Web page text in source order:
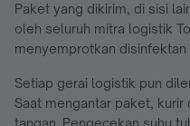
Paket yang dikirim, di sisi
oleh seluruh mitra logistik
menyemprotkan
Setiap gerai logistik pun
Saat mengantar paket,